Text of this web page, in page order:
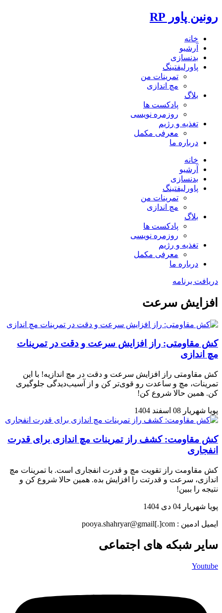
رونین پاور RP
خانه
آرشیو
بدنسازی
پاورلیفتینگ
تمرینات من
مچ اندازی
بلاگ
پادکست ها
روزمره نویسی
تغذیه و رژیم
معرفی مکمل
درباره ما
خانه
آرشیو
بدنسازی
پاورلیفتینگ
تمرینات من
مچ اندازی
بلاگ
پادکست ها
روزمره نویسی
تغذیه و رژیم
معرفی مکمل
درباره ما
دریافت برنامه
افزایش سرعت
کش مقاومتی: راز افزایش سرعت و دقت در تمرینات
مچ اندازی
کش مقاومتی راز افزایش سرعت و دقت در مچ اندازیه! با این
تمرینات، مچ و ساعدت رو قوی‌تر کن و از آسیب‌دیدگی جلوگیری
کن. همین حالا شروع کن!
پویا شهریار 08 اسفند 1404
کش مقاومت: کشف راز تمرینات مچ اندازی برای قدرت
انفجاری
کش مقاومت راز تقویت مچ و قدرت انفجاری است. با تمرینات مچ
اندازی، سرعت و قدرتت را افزایش بده. همین حالا شروع کن و
نتیجه را ببین!
پویا شهریار 04 دی 1404
ایمیل ادمین : pooya.shahryar@gmail[.]com
سایر شبکه های اجتماعی
Youtube